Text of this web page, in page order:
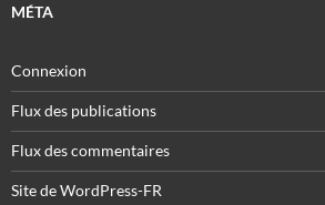
MÉTA
Connexion
Flux des publications
Flux des commentaires
Site de WordPress-FR